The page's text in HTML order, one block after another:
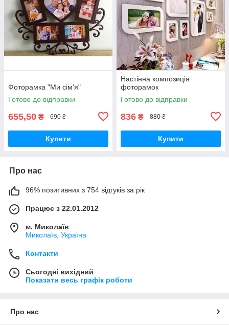
Фоторамка "Ми сім'я"
Готово до відправки
655,50 ₴ 690 ₴
Купити
Настінна композиція
фоторамок
Готово до відправки
836 ₴ 880 ₴
Купити
Про нас
96% позитивних з 754 відгуків за рік
Працює з 22.01.2012
м. Миколаїв
Миколаїв, Україна
Контакти
Сьогодні вихідний
Показати весь графік роботи
Про нас